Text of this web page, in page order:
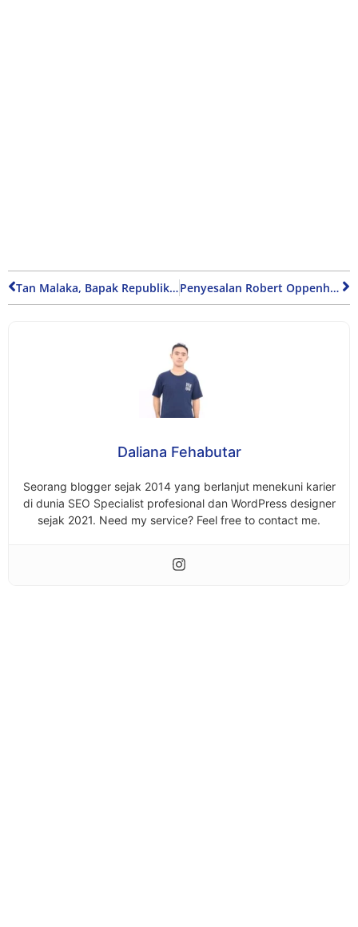
Tan Malaka, Bapak Republik yang Namanya Sempat Dihapus dari Sejarah Penyesalan Robert Oppenheimer: Proyek Manhattan dan Bom Atom
Daliana Fehabutar
Seorang blogger sejak 2014 yang berlanjut menekuni karier
di dunia SEO Specialist profesional dan WordPress designer
sejak 2021. Need my service? Feel free to contact me.